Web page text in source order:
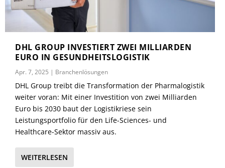
DHL GROUP INVESTIERT ZWEI MILLIARDEN
EURO IN GESUNDHEITSLOGISTIK
Apr. 7, 2025 | Branchenlösungen
DHL Group treibt die Transformation der Pharmalogistik
weiter voran: Mit einer Investition von zwei Milliarden
Euro bis 2030 baut der Logistikriese sein
Leistungsportfolio für den Life-Sciences- und
Healthcare-Sektor massiv aus.
WEITERLESEN